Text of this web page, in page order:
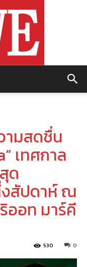
ามสดชื่น
เทศกาล
ด
สัปดาห์ ณ
ออท มาร์คี
0
530